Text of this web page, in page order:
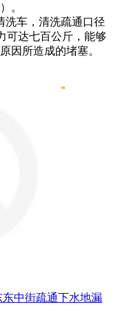
。
洗车，清洗疏通口径
可达七百公斤，能够
因所造成的堵塞。
中街疏通下水地漏